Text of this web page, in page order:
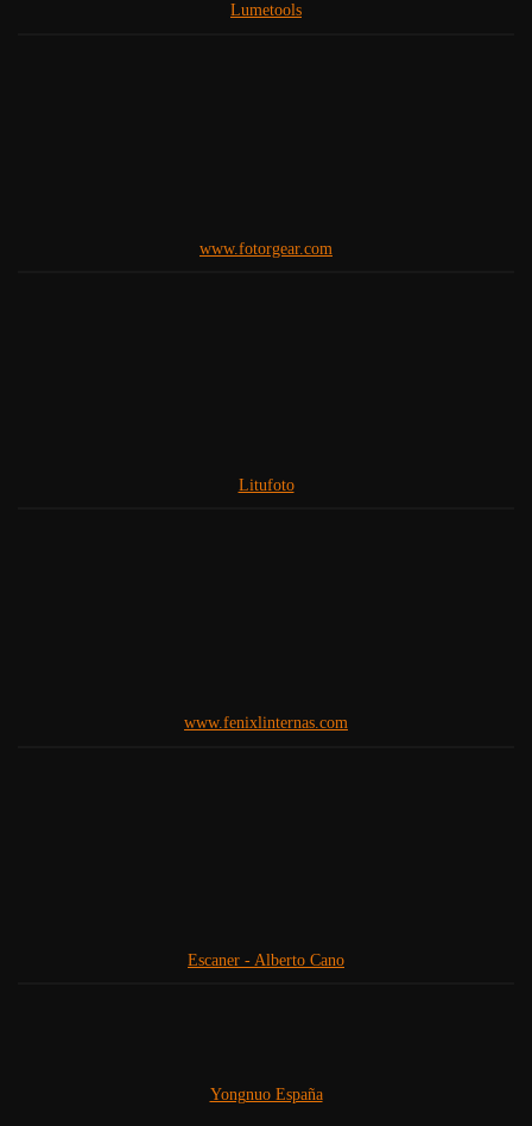
Lumetools
www.fotorgear.com
Litufoto
www.fenixlinternas.com
Escaner - Alberto Cano
Yongnuo España